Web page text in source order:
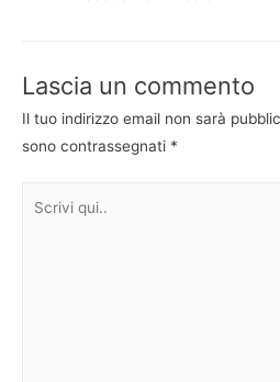
Lascia un commento
Il tuo indirizzo email non sarà
sono contrassegnati *